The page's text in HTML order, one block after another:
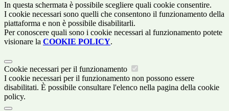
In questa schermata è possibile scegliere quali cookie consentire.
I cookie necessari sono quelli che consentono il funzionamento della
piattaforma e non è possibile disabilitarli.
Per conoscere quali sono i cookie necessari al funzionamento potete
visionare la COOKIE POLICY.
Cookie necessari per il funzionamento
I cookie necessari per il funzionamento non possono essere
disabilitati. È possibile consultare l'elenco nella pagina della cookie
policy.